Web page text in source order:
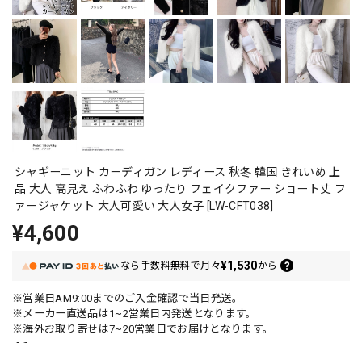
シャギーニット カーディガン レディース 秋冬 韓国 きれいめ 上
品 大人 高見え ふわふわ ゆったり フェイクファー ショート丈 フ
ァージャケット 大人可愛い 大人女子 [LW-CFT038]
¥4,600
なら 手数料無料で月々¥1,530から
※営業日AM9:00までのご入金確認で当日発送。
※メーカー直送品は1~2営業日内発送となります。
※海外お取り寄せは7~20営業日でお届けとなります。